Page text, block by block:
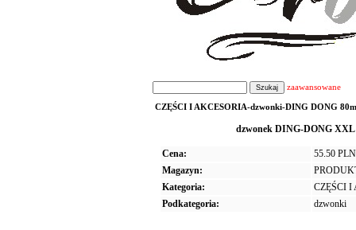
zaawansowane
CZĘŚCI I AKCESORIA-dzwonki-DING DONG
dzwonek DING-DONG
Cena:
55.50 PLN
Magazyn:
Kategoria:
CZĘŚCI I
Podkategoria:
dzwonki